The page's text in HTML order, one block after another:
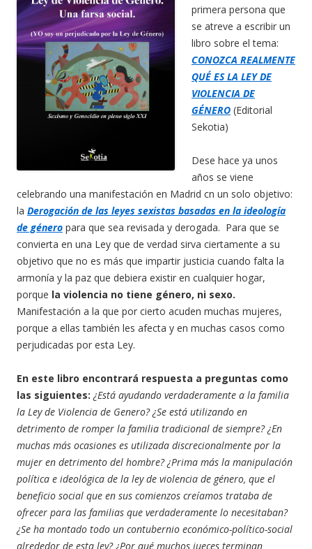
primera persona que
se atreve a escribir un
libro sobre el tema:
CONOZCA REALMENTE
QUÉ ES LA LEY DE
VIOLENCIA DE
GÉNERO (Editorial
Sekotia)
Dese hace ya unos
años se viene
celebrando una manifestación en Madrid cn un solo objetivo:
la Derogación de las leyes sexistas basadas en la ideología
de género para que sea revisada y derogada. Para que se
convierta en una Ley que de verdad sirva ciertamente a su
objetivo que no es más que impartir justicia cuando falta la
armonía y la paz que debiera existir en cualquier hogar,
porque la violencia no tiene género, ni sexo.
Manifestación a la que por cierto acuden muchas mujeres,
porque a ellas también les afecta y en muchas casos como
perjudicadas por esta Ley.
En este libro encontrará respuesta a preguntas como
las siguientes: ¿Está ayudando verdaderamente a la familia
la Ley de Violencia de Genero? ¿Se está utilizando en
detrimento de romper la familia tradicional de siempre? ¿En
muchas más ocasiones es utilizada discrecionalmente por la
mujer en detrimento del hombre? ¿Prima más la manipulación
política e ideológica de la ley de violencia de género, que el
beneficio social que en sus comienzos creíamos trataba de
ofrecer para las familias que verdaderamente lo necesitaban?
¿Se ha montado todo un contubernio económico-político-social
alrededor de esta ley? ¿Por qué muchos jueces terminan